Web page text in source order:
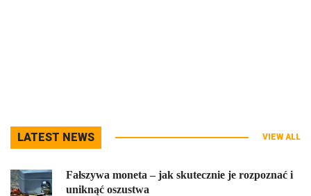
LATEST NEWS VIEW ALL
Fałszywa moneta – jak skutecznie je rozpoznać i
uniknąć oszustwa